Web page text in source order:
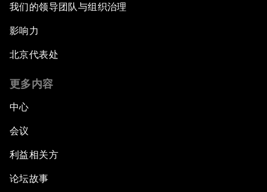
我们的领导团队与组织治理
影响力
北京代表处
更多内容
中心
会议
利益相关方
论坛故事